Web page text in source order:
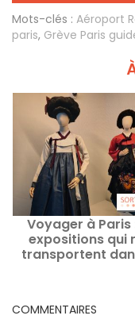
Mots-clés : Aéroport
paris, Grève Paris
Voyager à Paris
expositions qui
transportent
COMMENTAIRES